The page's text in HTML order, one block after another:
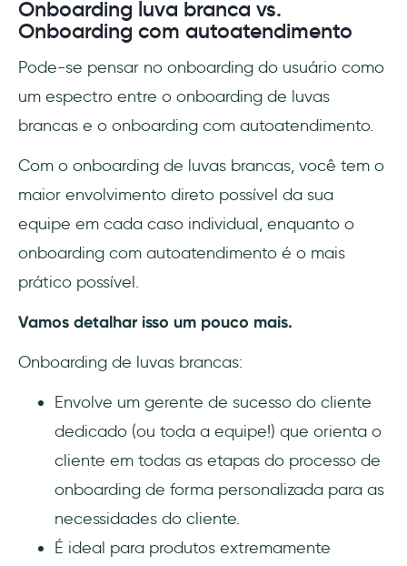
Onboarding luva branca vs.
Onboarding com autoatendimento
Pode-se pensar no onboarding do usuário como
um espectro entre o onboarding de luvas
brancas e o onboarding com autoatendimento.
Com o onboarding de luvas brancas, você tem o
maior envolvimento direto possível da sua
equipe em cada caso individual, enquanto o
onboarding com autoatendimento é o mais
prático possível.
Vamos detalhar isso um pouco mais.
Onboarding de luvas brancas:
Envolve um gerente de sucesso do cliente
dedicado (ou toda a equipe!) que orienta o
cliente em todas as etapas do processo de
onboarding de forma personalizada para as
necessidades do cliente.
É ideal para produtos extremamente